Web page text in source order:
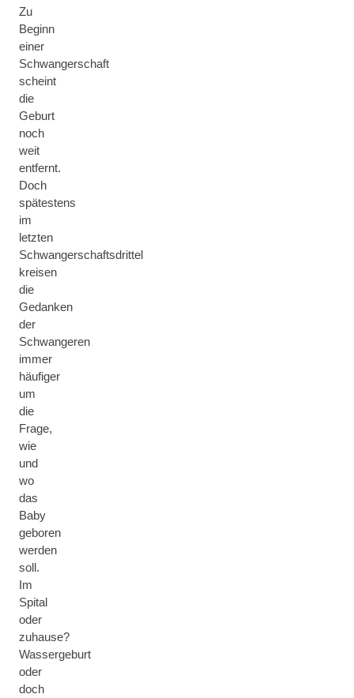
Zu
Beginn
einer
Schwangerschaft
scheint
die
Geburt
noch
weit
entfernt.
Doch
spätestens
im
letzten
Schwangerschaftsdrittel
kreisen
die
Gedanken
der
Schwangeren
immer
häufiger
um
die
Frage,
wie
und
wo
das
Baby
geboren
werden
soll.
Im
Spital
oder
zuhause?
Wassergeburt
oder
doch